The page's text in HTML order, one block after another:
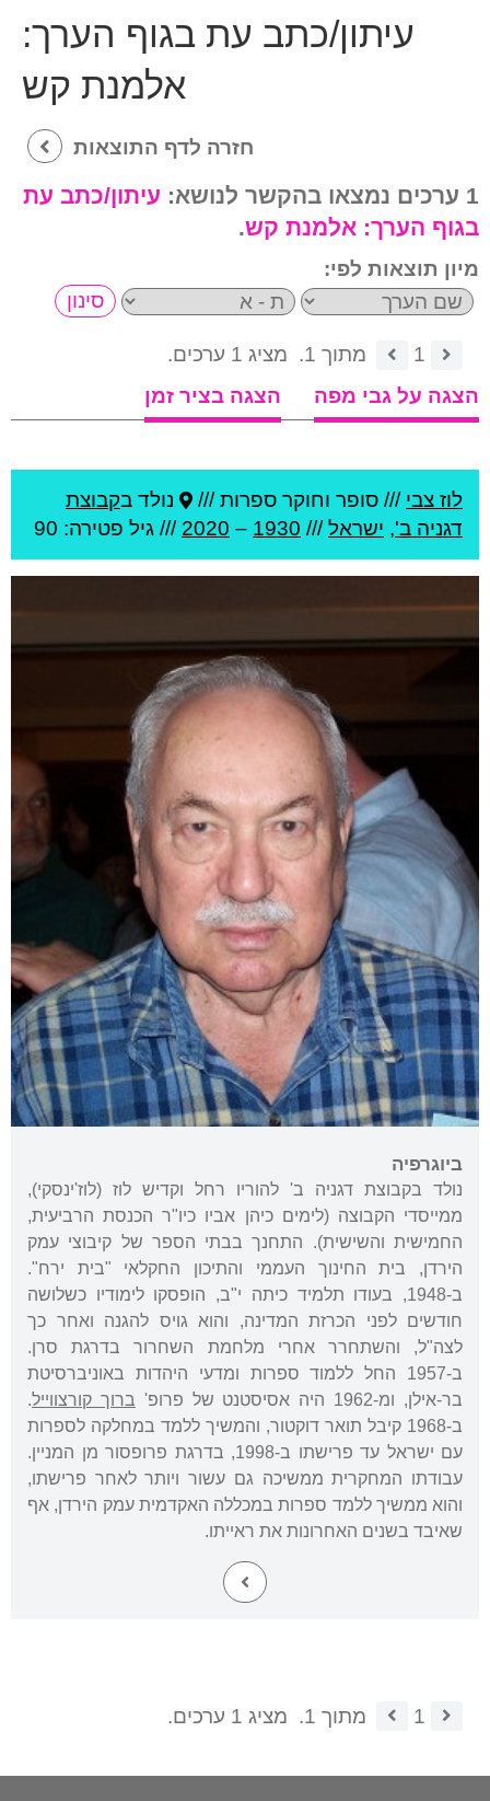
עיתון/כתב עת בגוף הערך:
אלמנת קש
חזרה לדף התוצאות
1 ערכים נמצאו בהקשר לנושא:
עיתון/כתב עת
בגוף הערך: אלמנת קש.
מיון תוצאות לפי:
1 מתוך 1.
מציג 1 ערכים.
הצגה על גבי מפה
הצגה בציר זמן
לוז צבי /// סופר וחוקר ספרות /// נולד בקבוצת
דגניה ב', ישראל///
1930
–
2020 /// גיל פטירה: 90
ביוגרפיה
נולד בקבוצת דגניה ב' להוריו רחל וקדיש לוז (לוז'ינסקי),
ממייסדי הקבוצה (לימים כיהן אביו כיו"ר הכנסת הרביעית,
החמישית והשישית). התחנך בבתי הספר של קיבוצי עמק
הירדן, בית החינוך העממי והתיכון החקלאי "בית ירח".
ב-1948, בעודו תלמיד כיתה י"ב, הופסקו לימודיו כשלושה
חודשים לפני הכרזת המדינה, והוא גויס להגנה ואחר כך
לצה"ל, והשתחרר אחרי מלחמת השחרור בדרגת סרן.
ב-1957 החל ללמוד ספרות ומדעי היהדות באוניברסיטת
בר-אילן, ומ-1962 היה אסיסטנט של פרופ'
ברוך קורצווייל.
ב-1968 קיבל תואר דוקטור, והמשיך ללמד במחלקה לספרות
עם ישראל עד פרישתו ב-1998, בדרגת פרופסור מן המניין.
עבודתו המחקרית ממשיכה גם עשור ויותר לאחר פרישתו,
והוא ממשיך ללמד ספרות במכללה האקדמית עמק הירדן, אף
שאיבד בשנים האחרונות את ראייתו.
1 מתוך 1. מציג 1 ערכים.